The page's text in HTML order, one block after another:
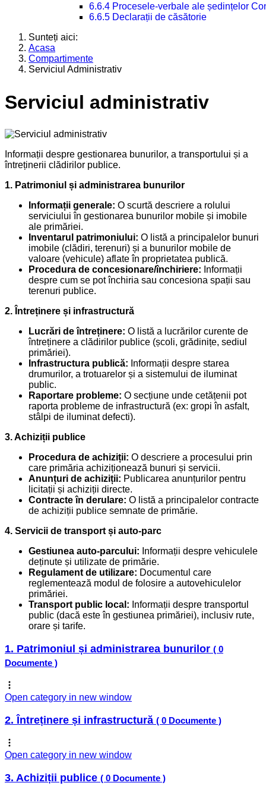
6.6.4 Procesele-verbale ale ședințelor
6.6.5 Declarații de căsătorie
Sunteți aici:
Acasa
Compartimente
Serviciul Administrativ
Serviciul administrativ
Informații despre gestionarea bunurilor, a transportului și a
întreținerii clădirilor publice.
1. Patrimoniul și administrarea bunurilor
Informații generale: O scurtă descriere a rolului
serviciului în gestionarea bunurilor mobile și imobile
ale primăriei.
Inventarul patrimoniului: O listă a principalelor bunuri
imobile (clădiri, terenuri) și a bunurilor mobile de
valoare (vehicule) aflate în proprietatea publică.
Procedura de concesionare/închiriere: Informații
despre cum se pot închiria sau concesiona spații sau
terenuri publice.
2. Întreținere și infrastructură
Lucrări de întreținere: O listă a lucrărilor curente de
întreținere a clădirilor publice (școli, grădinițe, sediul
primăriei).
Infrastructura publică: Informații despre starea
drumurilor, a trotuarelor și a sistemului de iluminat
public.
Raportare probleme: O secțiune unde cetățenii pot
raporta probleme de infrastructură (ex: gropi în asfalt,
stâlpi de iluminat defecti).
3. Achiziții publice
Procedura de achiziții: O descriere a procesului prin
care primăria achiziționează bunuri și servicii.
Anunțuri de achiziții: Publicarea anunțurilor pentru
licitații și achiziții directe.
Contracte în derulare: O listă a principalelor contracte
de achiziții publice semnate de primărie.
4. Servicii de transport și auto-parc
Gestiunea auto-parcului: Informații despre vehiculele
deținute și utilizate de primărie.
Regulament de utilizare: Documentul care
reglementează modul de folosire a autovehiculelor
primăriei.
Transport public local: Informații despre transportul
public (dacă este în gestiunea primăriei), inclusiv rute,
orare și tarife.
1. Patrimoniul și administrarea bunurilor ( 0
Documente )
Open category in new window
2. Întreținere și infrastructură ( 0 Documente )
Open category in new window
3. Achiziții publice ( 0 Documente )